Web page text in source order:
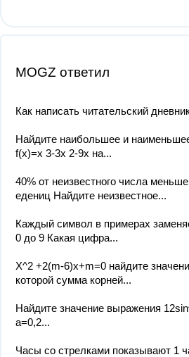
MOGZ ответил
Как написать читательский
Найдите наибольшее и
f(x)=x 3-3x 2-9x на...
40% от неизвестного числа
едениц Найдите неизвестное...
Каждый символ в примерах
0 до 9 Какая цифра...
Х^2 +2(m-6)x+m=0 найдите
которой сумма корней...
Найдите значение выражения
a=0,2​...
Часы со стрелками показывают 1